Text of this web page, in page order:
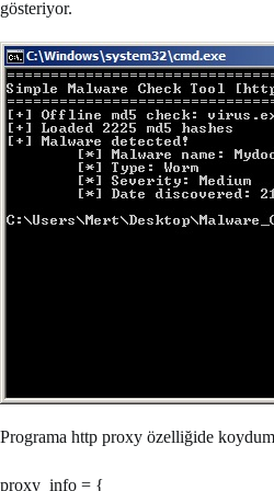
gösteriyor.
Programa http proxy özelliğide
proxy_info = {